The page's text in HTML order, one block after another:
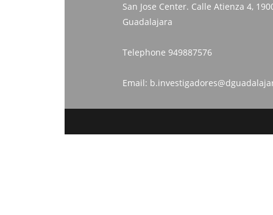
San Jose Center. Calle Atienza 4,
Guadalajara
Telephone 949887576
Email: